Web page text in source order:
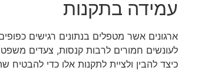
עמידה בתקנות
לעונשים חמורים לרבות קנסות, צעדים
כיצד להבין ולציית לתקנות אלו כדי להבטיח